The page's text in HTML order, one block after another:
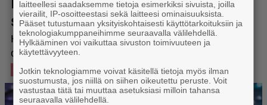
laitteellesi saadaksemme tietoja esimerkiksi sivuista, joilla
vierailit, IP-osoitteestasi sekä laitteesi ominaisuuksista.
Pääset tutustumaan yksityiskohtaisesti käyttötarkoituksiin ja
teknologiakumppaneihimme seuraavalla välilehdellä.
Hylkääminen voi vaikuttaa sivuston toimivuuteen ja
käytettävyyteen.
Jotkin teknologiamme voivat käsitellä tietoja myös ilman
suostumusta, jos niillä on siihen oikeutettu peruste. Voit
vastustaa tätä tai muuttaa asetuksiasi milloin tahansa
seuraavalla välilehdellä.